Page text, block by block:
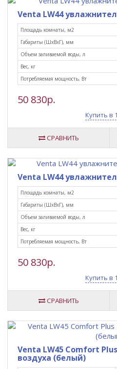
Venta LW44
Площадь комнаты, м2
Габариты (ШxВxГ), мм
Объем заливаемой воды, л
Вес, кг
Потребляемая мощность, Вт
50 830р.
Купить в
СРАВНИТЬ
Venta LW44
Площадь комнаты, м2
Габариты (ШxВxГ), мм
Объем заливаемой воды, л
Вес, кг
Потребляемая мощность, Вт
50 830р.
Купить в
СРАВНИТЬ
Venta LW45 Comfort
воздуха (белый)